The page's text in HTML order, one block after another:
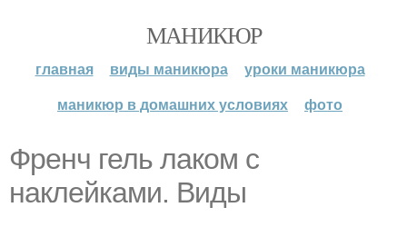
МАНИКЮР
главная виды маникюра
уроки маникюра
маникюр в домашних условиях
фото
Френч гель лаком с
наклейками. Виды